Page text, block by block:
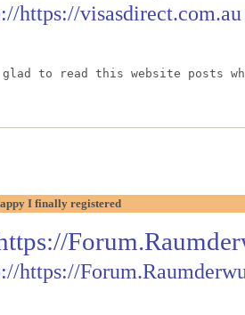
https://visasdirect.com.au
to read this website posts
I finally registered
https://